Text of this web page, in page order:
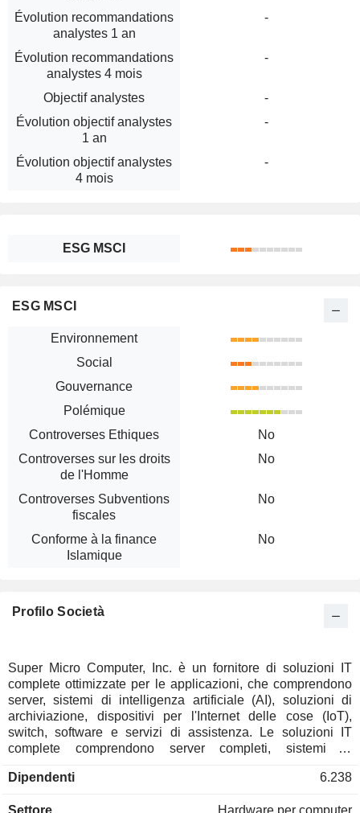
Évolution recommandations
analystes 1 an
-
Évolution recommandations
analystes 4 mois
-
Objectif analystes
-
Évolution objectif analystes
1 an
-
Évolution objectif analystes
4 mois
-
ESG MSCI
ESG MSCI
Environnement
Social
Gouvernance
Polémique
Controverses Ethiques
No
Controverses sur les droits
de l'Homme
No
Controverses Subventions
fiscales
No
Conforme à la finance
Islamique
No
Profilo Società
Super Micro Computer, Inc. è un fornitore di soluzioni IT
complete ottimizzate per le applicazioni, che comprendono
server, sistemi di intelligenza artificiale (AI), soluzioni di
archiviazione, dispositivi per l'Internet delle cose (IoT),
switch, software e servizi di assistenza. Le soluzioni IT
complete comprendono server completi, sistemi di
su scala rack completa, dispositivi di rete, sottosistemi
Dipendenti 6.238